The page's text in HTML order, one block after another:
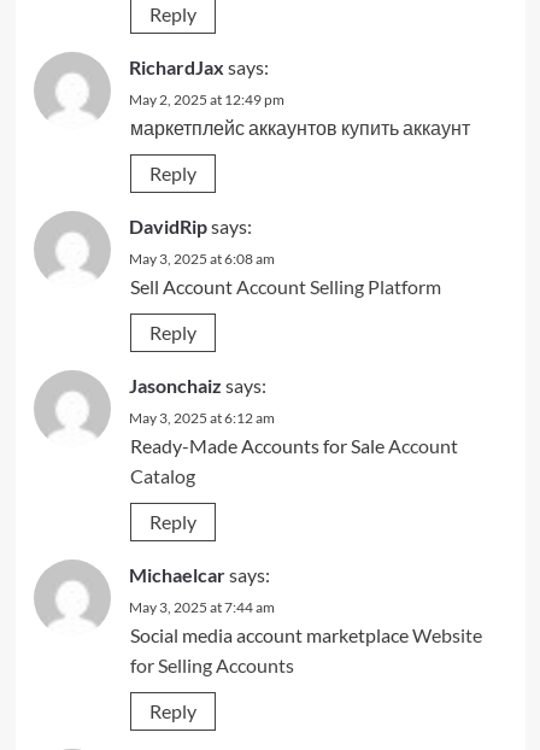
Reply
RichardJax says:
May 2, 2025 at 12:49 pm
маркетплейс аккаунтов купить аккаунт
Reply
DavidRipsays:
May 3, 2025 at 6:08 am
Sell Account Account Selling Platform
Reply
Jasonchaiz says:
May 3, 2025 at 6:12 am
Ready-Made Accounts for Sale Account
Catalog
Reply
Michaelcarsays:
May 3, 2025 at 7:44 am
Social media account marketplaceWebsite
for Selling Accounts
Reply